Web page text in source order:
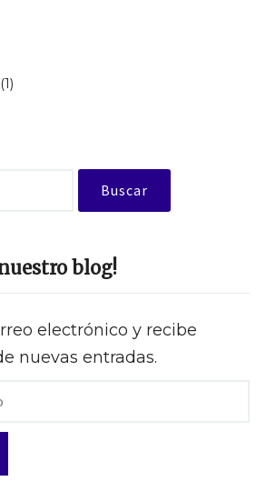
blog!
electrónico y recibe
nuevas entradas.